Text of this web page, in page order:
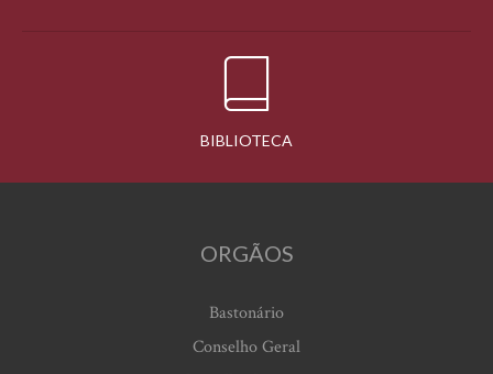
BIBLIOTECA
ORGÃOS
Bastonário
Conselho Geral